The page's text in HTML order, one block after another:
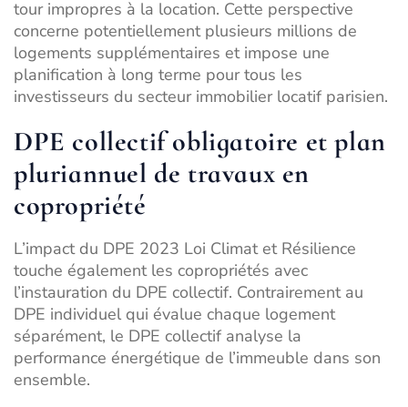
tour impropres à la location. Cette perspective
concerne potentiellement plusieurs millions de
logements supplémentaires et impose une
planification à long terme pour tous les
investisseurs du secteur immobilier locatif parisien.
DPE collectif obligatoire et plan
pluriannuel de travaux en
copropriété
L’impact du DPE 2023 Loi Climat et Résilience
touche également les copropriétés avec
l’instauration du DPE collectif. Contrairement au
DPE individuel qui évalue chaque logement
séparément, le DPE collectif analyse la
performance énergétique de l’immeuble dans son
ensemble.